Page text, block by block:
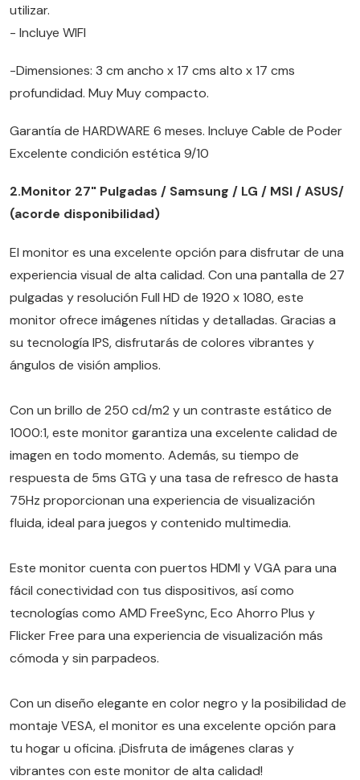
utilizar.
- Incluye WIFI
-Dimensiones: 3 cm ancho x 17 cms alto x 17 cms
profundidad. Muy Muy compacto.
Garantía de HARDWARE 6 meses. Incluye Cable de Poder
Excelente condición estética 9/10
2.Monitor 27" Pulgadas / Samsung / LG / MSI / ASUS/
(acorde disponibilidad)
El monitor es una excelente opción para disfrutar de una
experiencia visual de alta calidad. Con una pantalla de 27
pulgadas y resolución Full HD de 1920 x 1080, este
monitor ofrece imágenes nítidas y detalladas. Gracias a
su tecnología IPS, disfrutarás de colores vibrantes y
ángulos de visión amplios.
Con un brillo de 250 cd/m2 y un contraste estático de
1000:1, este monitor garantiza una excelente calidad de
imagen en todo momento. Además, su tiempo de
respuesta de 5ms GTG y una tasa de refresco de hasta
75Hz proporcionan una experiencia de visualización
fluida, ideal para juegos y contenido multimedia.
Este monitor cuenta con puertos HDMI y VGA para una
fácil conectividad con tus dispositivos, así como
tecnologías como AMD FreeSync, Eco Ahorro Plus y
Flicker Free para una experiencia de visualización más
cómoda y sin parpadeos.
Con un diseño elegante en color negro y la posibilidad de
montaje VESA, el monitor es una excelente opción para
tu hogar u oficina. ¡Disfruta de imágenes claras y
vibrantes con este monitor de alta calidad!